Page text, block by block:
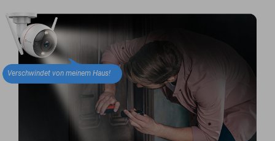
Verschwindet von meinem Haus!